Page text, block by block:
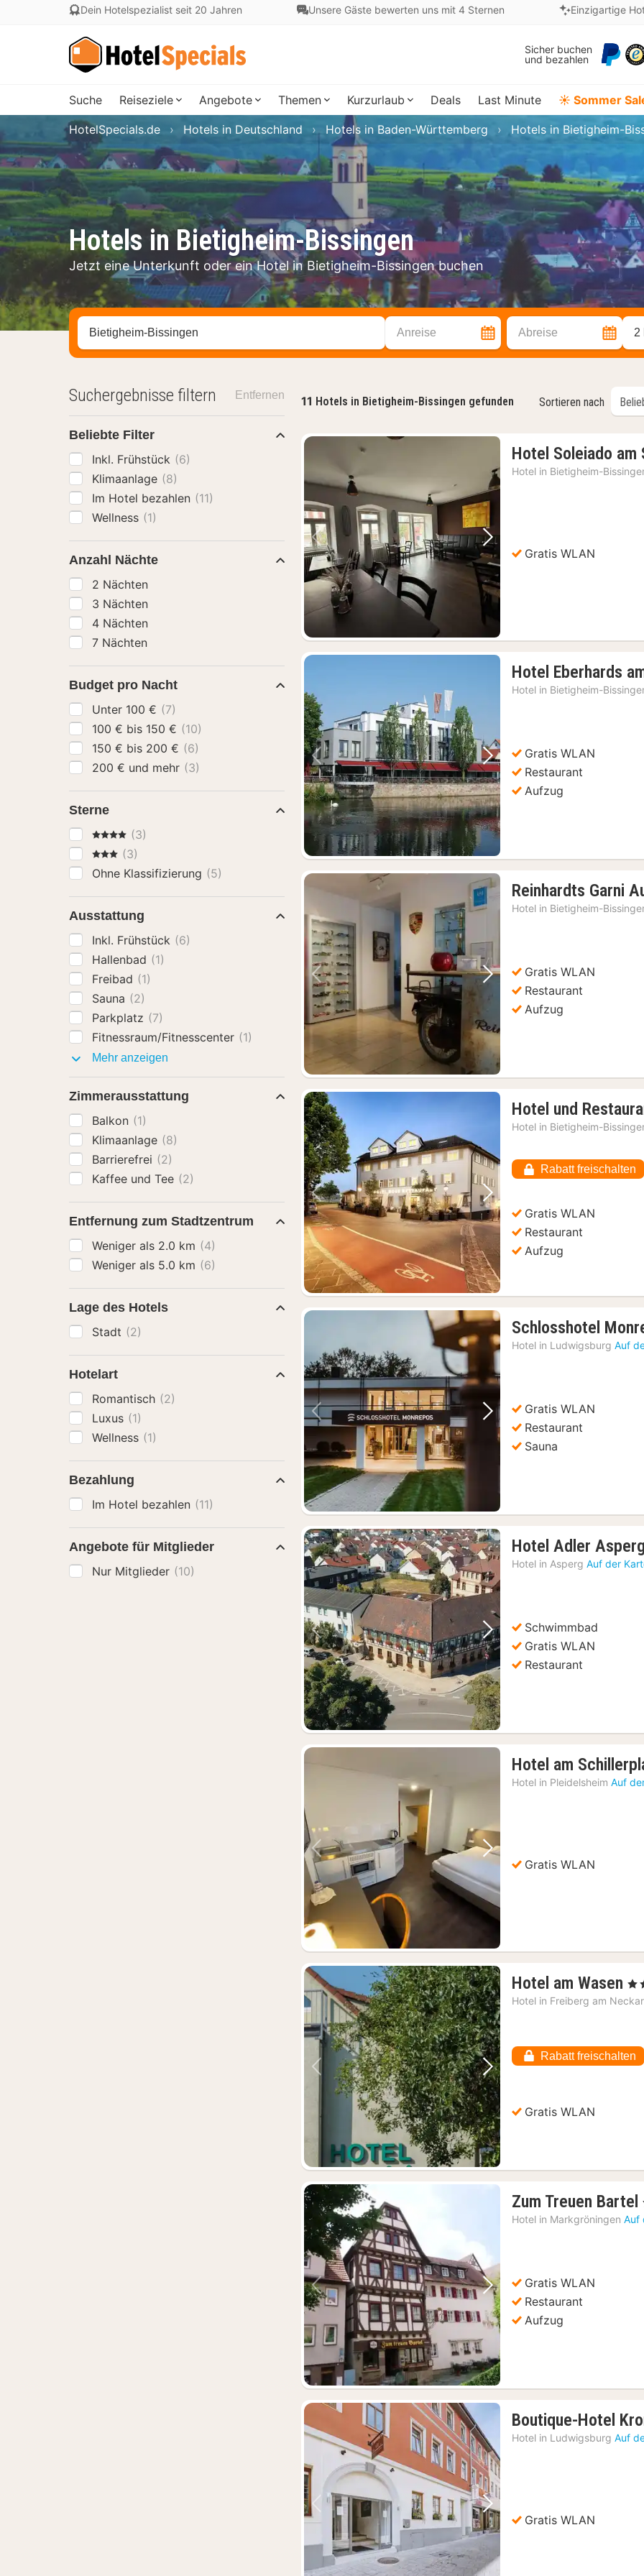
Dein Hotelspezialist seit 20 Jahren Unsere Gäste bewerten uns mit 4 Sternen Einzigartige
Sicher buchen
und bezahlen
Suche Reiseziele Angebote Themen Kurzurlaub Deals Last Minute ☀️ Sommer
Hotels in Bietigheim-Bissingen
Jetzt eine Unterkunft oder ein Hotel in Bietigheim-Bissingen buchen
HotelSpecials.de Hotels in Deutschland Hotels in Baden-Württemberg Hotels in Bietigheim-
Stadt, Region oder Hotel suchen Anreise Abreise 2
11 Hotels in Bietigheim-Bissingen gefunden Sortieren nach
Vorheriges Bild Nächstes Bild
Hotel Soleiado am
Hotel in Bietigheim-
Gratis WLAN
Vorheriges Bild Nächstes Bild
Hotel Eberhards
Hotel in Bietigheim-
Gratis WLAN
Restaurant
Aufzug
Vorheriges Bild Nächstes Bild
Reinhardts Garni
Hotel in Bietigheim-
Gratis WLAN
Restaurant
Aufzug
Vorheriges Bild Nächstes Bild
Hotel und
Hotel in Bietigheim-
Rabatt freischalten
Gratis WLAN
Restaurant
Aufzug
Vorheriges Bild Nächstes Bild
Schlosshotel
Hotel in Ludwigsburg Auf
Gratis WLAN
Restaurant
Sauna
Vorheriges Bild Nächstes Bild
Hotel Adler Asperg
Hotel in Asperg Auf der
Schwimmbad
Gratis WLAN
Restaurant
Vorheriges Bild Nächstes Bild
Hotel am
Hotel in Pleidelsheim Auf
Gratis WLAN
Vorheriges Bild Nächstes Bild
Hotel am Wasen 1
€
, 3
Hotel in Freiberg am Neckar
Rabatt freischalten
Gratis WLAN
Vorheriges Bild Nächstes Bild
Zum Treuen Bartel
Hotel in Markgröningen Auf
Gratis WLAN
Restaurant
Aufzug
Vorheriges Bild Nächstes Bild
Boutique-Hotel
Hotel in Ludwigsburg Auf
Gratis WLAN
Suchergebnisse filtern Entfernen
Beliebte Filter
Inkl. Frühstück (6)
Klimaanlage (8)
Im Hotel bezahlen (11)
Wellness (1)
Anzahl Nächte
2 Nächten
3 Nächten
4 Nächten
7 Nächten
Budget pro Nacht
Unter 100 € (7)
100 € bis 150 € (10)
150 € bis 200 € (6)
200 € und mehr (3)
Sterne
4 Sterne(3)
3 Sterne
(3)
Ohne Klassifizierung (5)
Ausstattung
Inkl. Frühstück (6)
Hallenbad (1)
Freibad (1)
Sauna (2)
Parkplatz (7)
Fitnessraum/Fitnesscenter (1)
Mehr anzeigen
Zimmerausstattung
Balkon (1)
Klimaanlage (8)
Barrierefrei (2)
Kaffee und Tee (2)
Entfernung zum Stadtzentrum
Weniger als 2.0 km (4)
Weniger als 5.0 km (6)
Lage des Hotels
Stadt (2)
Hotelart
Romantisch (2)
Luxus (1)
Wellness (1)
Bezahlung
Im Hotel bezahlen (11)
Angebote für Mitglieder
Nur Mitglieder (10)